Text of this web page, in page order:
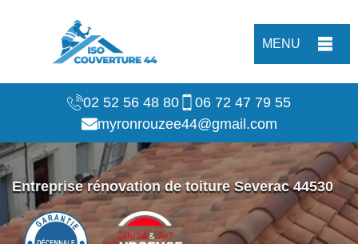
MENU
02 52 56 48 80
06 72 47 79 55
myronrouzee44@gmail.com
Entreprise rénovation de toiture Severac 44530